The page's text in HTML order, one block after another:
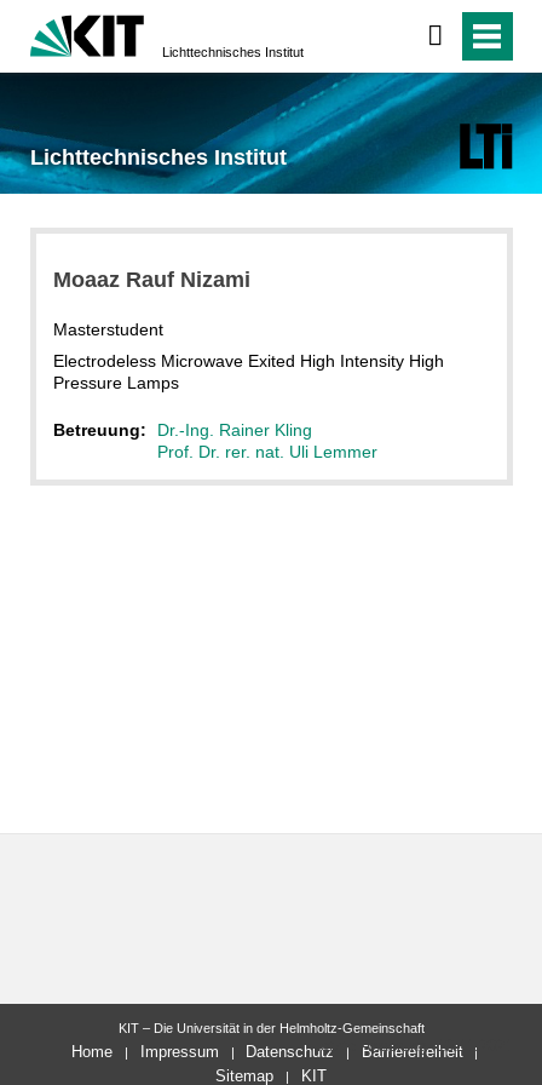
Lichttechnisches Institut
Lichttechnisches Institut
Moaaz Rauf Nizami
Masterstudent
Electrodeless Microwave Exited High Intensity High
Pressure Lamps
Betreuung:
Dr.-Ing. Rainer Kling
Prof. Dr. rer. nat. Uli Lemmer
letzte Änderung: 10.11.2021
KIT – Die Universität in der Helmholtz-Gemeinschaft
Home Impressum Datenschutz
Barrierefreiheit
Sitemap
KIT